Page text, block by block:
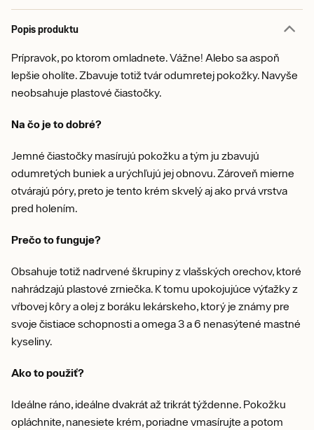
Popis produktu
Prípravok, po ktorom omladnete. Vážne! Alebo sa aspoň
lepšie oholíte. Zbavuje totiž tvár odumretej pokožky. Navyše
neobsahuje plastové čiastočky.
Na čo je to dobré?
Jemné čiastočky masírujú pokožku a tým ju zbavujú
odumretých buniek a urýchľujú jej obnovu. Zároveň mierne
otvárajú póry, preto je tento krém skvelý aj ako prvá vrstva
pred holením.
Prečo to funguje?
Obsahuje totiž nadrvené škrupiny z vlašských orechov, ktoré
nahrádzajú plastové zrniečka. K tomu upokojujúce výťažky z
vŕbovej kôry a olej z boráku lekárskeho, ktorý je známy pre
svoje čistiace schopnosti a omega 3 a 6 nenasýtené mastné
kyseliny.
Ako to použiť?
Ideálne ráno, ideálne dvakrát až trikrát týždenne. Pokožku
opláchnite, nanesiete krém, poriadne vmasírujte a potom